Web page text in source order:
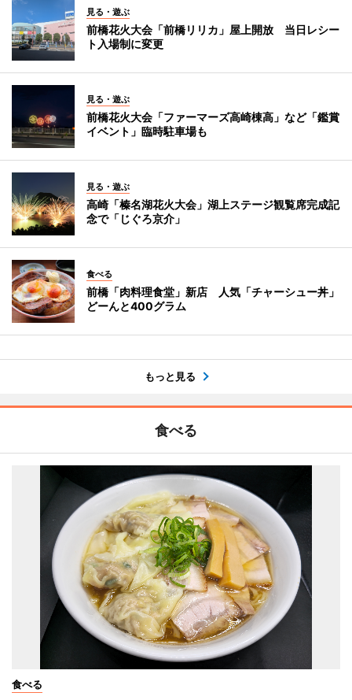
見る・遊ぶ
前橋花火大会「前橋リリカ」屋上開放 当日レシー
ト入場制に変更
見る・遊ぶ
前橋花火大会「ファーマーズ高崎棟高」など「鑑賞
イベント」臨時駐車場も
見る・遊ぶ
高崎「榛名湖花火大会」湖上ステージ観覧席完成記
念で「じぐろ京介」
食べる
前橋「肉料理食堂」新店 人気「チャーシュー丼」
どーんと400グラム
もっと見る
食べる
食べる